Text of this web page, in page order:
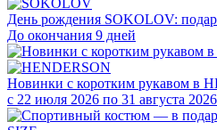
День рождения SOKOLOV:
До окончания 9 дней
Новинки с коротким рукавом в
с 22 июля 2026 по 31 августа 2026